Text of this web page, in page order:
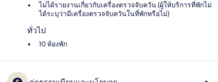
ไม่ได้รายงานเกี่ยวกับเครื่องตรวจจับควัน (ผู้ให้บริการที่พักไม่
ได้ระบุว่ามีเครื่องตรวจจับควันในที่พักหรือไม่)
ทั่วไป
10 ห้องพัก